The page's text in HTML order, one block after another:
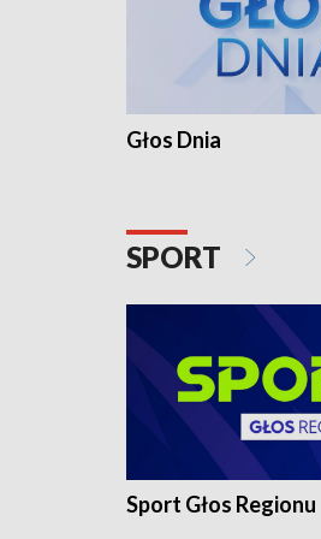
Głos Dnia
SPORT
Sport Głos Regionu